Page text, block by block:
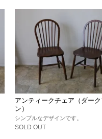
アンティークチェア（ダーク
ン）
シンプルなデザインです。
SOLD OUT